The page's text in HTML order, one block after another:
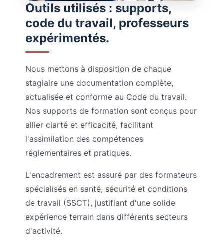
Outils utilisés : supports,
code du travail, professeurs
expérimentés.
Nous mettons à disposition de chaque
stagiaire une documentation complète,
actualisée et conforme au Code du travail.
Nos supports de formation sont conçus pour
allier clarté et efficacité, facilitant
l'assimilation des compétences
réglementaires et pratiques.
L'encadrement est assuré par des formateurs
spécialisés en santé, sécurité et conditions
de travail (SSCT), justifiant d'une solide
expérience terrain dans différents secteurs
d'activité.